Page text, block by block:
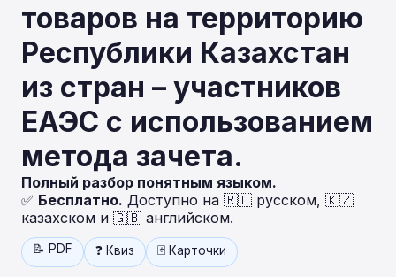
товаров на территорию
Республики Казахстан
из стран – участников
ЕАЭС с использованием
метода зачета.
Полный разбор понятным языком.
✅ Бесплатно. Доступно на 🇷🇺 русском, 🇰🇿
казахском и 🇬🇧 английском.
📝 PDF ❓ Квиз 🃏 Карточки